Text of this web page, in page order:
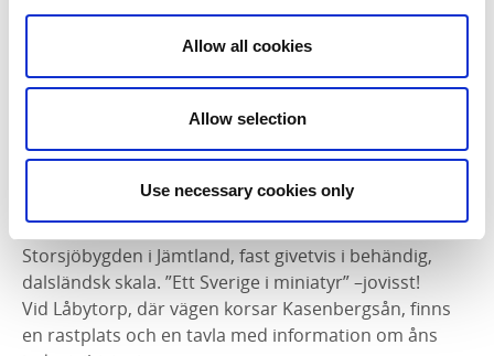
Allow all cookies
Allow selection
Use necessary cookies only
Ett stopp vid Låbysjön
Landskapet i norra Dalsland beskrivs ibland som den
sydligaste utlöparen av Norrlandsterräng i vårt land,
och markerna runt Låbysjön ett par kilometer sydväst
om Brurmossen bär syn för sägen. Stanna gärna till
kuperat. Odlingsmarkerna som sluttar ner mot sjön
är omgivna av runda, barrskogsklädda kullar. Som
Storsjöbygden i Jämtland, fast givetvis i behändig,
dalsländsk skala. ”Ett Sverige i miniatyr” –jovisst!
Vid Låbytorp, där vägen korsar Kasenbergsån, finns
en rastplats och en tavla med information om åns